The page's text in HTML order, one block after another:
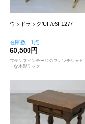
ウッドラック/UF/eSF1277
在庫数：1点
60,500円
フランスビンテージのフレンチシャビ
ーな木製ラック